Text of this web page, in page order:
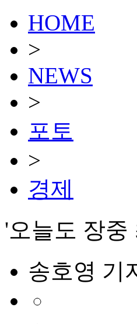
HOME
>
NEWS
>
포토
>
경제
'오늘도 장중
송호영 기